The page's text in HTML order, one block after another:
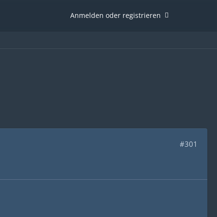
Anmelden oder registrieren
#301